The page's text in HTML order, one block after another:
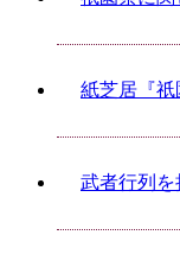
紙芝居『祇
武者行列を